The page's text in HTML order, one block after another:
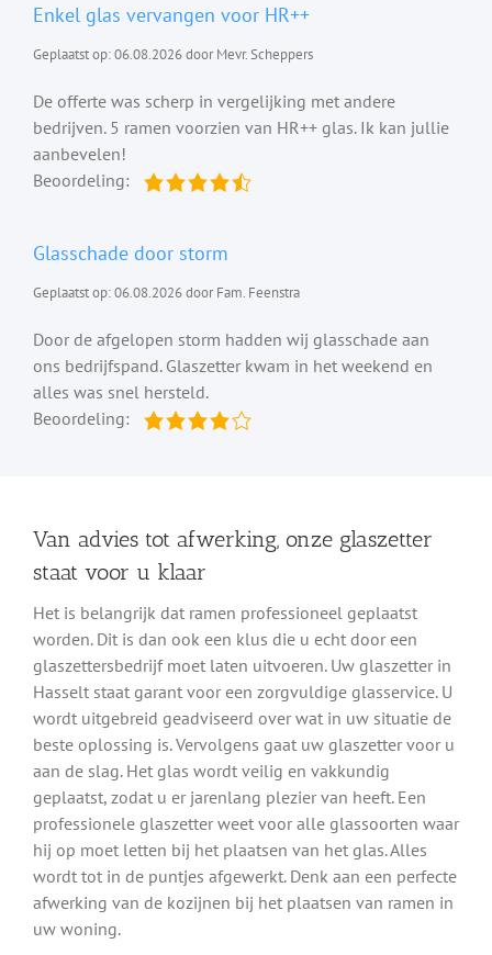
Enkel glas vervangen voor HR++
Geplaatst op: 06.08.2026 door Mevr. Scheppers
De offerte was scherp in vergelijking met andere
bedrijven. 5 ramen voorzien van HR++ glas. Ik kan jullie
aanbevelen!
Beoordeling:
Glasschade door storm
Geplaatst op: 06.08.2026 door Fam. Feenstra
Door de afgelopen storm hadden wij glasschade aan
ons bedrijfspand. Glaszetter kwam in het weekend en
alles was snel hersteld.
Beoordeling:
Van advies tot afwerking, onze glaszetter
staat voor u klaar
Het is belangrijk dat ramen professioneel geplaatst
worden. Dit is dan ook een klus die u echt door een
glaszettersbedrijf moet laten uitvoeren. Uw glaszetter in
Hasselt staat garant voor een zorgvuldige glasservice. U
wordt uitgebreid geadviseerd over wat in uw situatie de
beste oplossing is. Vervolgens gaat uw glaszetter voor u
aan de slag. Het glas wordt veilig en vakkundig
geplaatst, zodat u er jarenlang plezier van heeft. Een
professionele glaszetter weet voor alle glassoorten waar
hij op moet letten bij het plaatsen van het glas. Alles
wordt tot in de puntjes afgewerkt. Denk aan een perfecte
afwerking van de kozijnen bij het plaatsen van ramen in
uw woning.